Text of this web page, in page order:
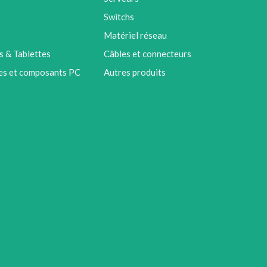
& Tablettes
et composants PC
Switchs
Matériel réseau
Câbles et connecteurs
Autres produits